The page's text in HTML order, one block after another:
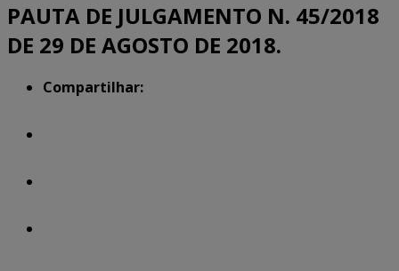
PAUTA DE JULGAMENTO N. 45/2018
DE 29 DE AGOSTO DE 2018.
Compartilhar: